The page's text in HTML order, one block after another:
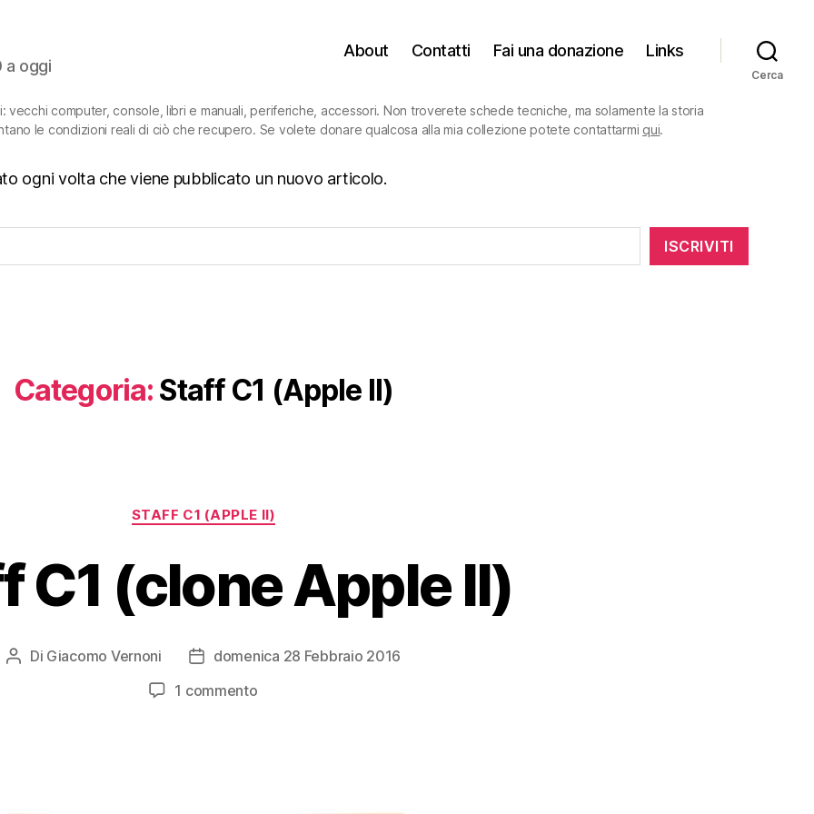
a oggi
About Contatti Fai una donazione Links
Cerca
computer, console, libri e manuali, periferiche, accessori. Non troverete schede tecniche, ma solamente la storia
le condizioni reali di ciò che recupero. Se volete donare qualcosa alla mia collezione potete contattarmi qui.
ogni volta che viene pubblicato un nuovo articolo.
ISCRIVITI
Categoria: Staff C1 (Apple II)
Categorie
STAFF C1 (APPLE II)
C1 (clone Apple II)
Autore
Di Giacomo Vernoni
Datadomenica 28 Febbraio 2016
1 commentosu